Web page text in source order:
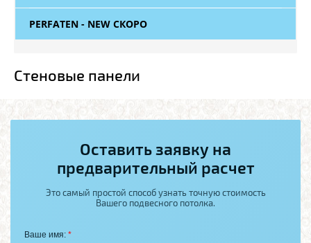
PERFATEN - NEW СКОРО
Стеновые панели
Оставить заявку на
предварительный расчет
Это самый простой способ узнать точную стоимость
Вашего подвесного потолка.
Ваше имя: *